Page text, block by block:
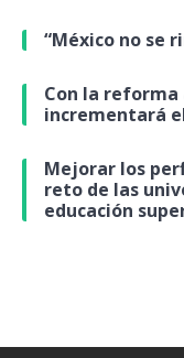
“México no se
Con la
incrementará
Mejorar los
reto de las
educación